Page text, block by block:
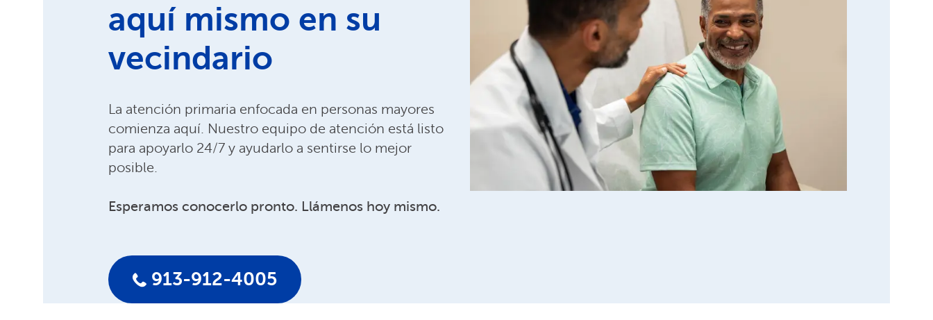
aquí mismo en su
vecindario
La atención primaria enfocada en personas mayores
comienza aquí. Nuestro equipo de atención está listo
para apoyarlo 24/7 y ayudarlo a sentirse lo mejor
posible.
Esperamos conocerlo pronto. Llámenos hoy mismo.
913-912-4005